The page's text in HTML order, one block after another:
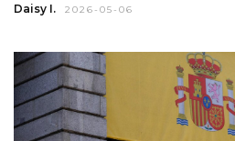
Daisy I. 2026-05-06